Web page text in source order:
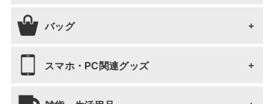
ボールペン
ブックマーク・しおり
アパレルグッズ 全て
Tシャツ
靴下・タイツ
バッグ
バッグ 全て
トートバッグ
スマホ・PC関連グッズ